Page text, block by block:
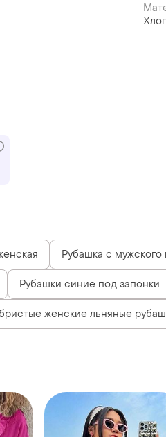
Рубашка с мужского
Рубашки синие под запонки
женские льняные